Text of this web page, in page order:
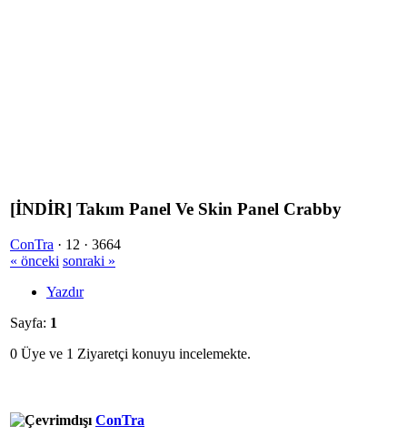
[İNDİR] Takım Panel Ve Skin Panel Crabby
ConTra · 12 · 3664
« önceki sonraki »
Yazdır
Sayfa: 1
0 Üye ve 1 Ziyaretçi konuyu incelemekte.
ConTra